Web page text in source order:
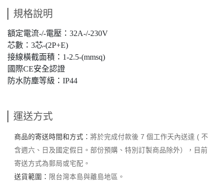
規格說明
額定電流-/-電壓：32A-/-230V
芯數：3芯-(2P+E)
接線橫截面積：1-2.5-(mmsq)
國際CE安全認證
防水防塵等級：IP44
運送方式
商品的寄送時間和方式： 將於完成付款後 7 個工作天內送達 ( 不
含週六、日及國定假日。部份預購、特別訂製商品除外），目前
寄送方式為郵局或宅配。
送貨範圍： 限台灣本島與離島地區。